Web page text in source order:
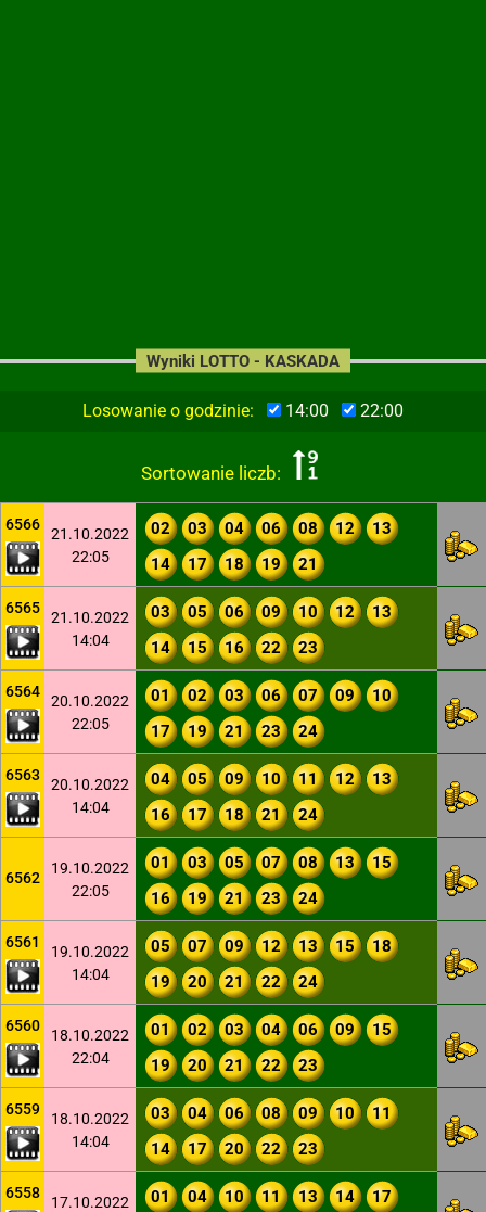
Losowanie o godzinie: 14:00 22:00
Sortowanie liczb:
Wyniki LOTTO - KASKADA
6566
21.10.2022
22:05
02 03 04 06 08 12
13
14
17 18 19 21
6565
21.10.2022
14:04
03 05 06 09 10 12
13
14
15 16 22 23
6564
20.10.2022
22:05
01 02 03 06 07 09
10
17
19 21 23 24
6563
20.10.2022
14:04
04 05 09 10 11 12
13
16
17 18 21 24
6562
19.10.2022
22:05
01 03 05 07 08 13
15
16
19 21 23 24
6561
19.10.2022
14:04
05 07 09 12 13 15
18
19
20 21 22 24
6560
18.10.2022
22:04
01 02 03 04 06 09
15
19
20 21 22 23
6559
18.10.2022
14:04
03 04 06 08 09 10
11
14
17 20 22 23
6558
17.10.2022
01 04 10 11 13 14
17